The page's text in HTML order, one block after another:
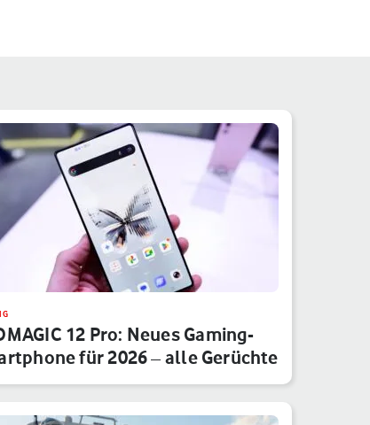
12 Pro: Neues Gaming-
für 2026 – alle Gerüchte